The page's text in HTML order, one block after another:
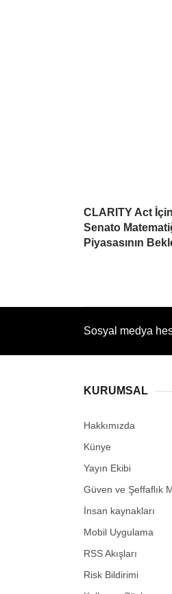
CLARITY Act
Senato
Piyasasının
Sosyal medya
KURUMSAL
Hakkımızda
Künye
Yayın Ekibi
Güven ve Şeffaflık
İnsan kaynakları
Mobil Uygulama
RSS Akışları
Risk Bildirimi